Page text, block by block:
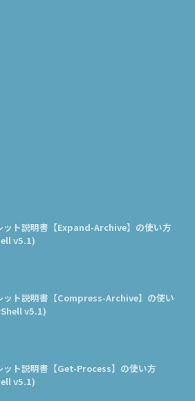
ット説明書【Expand-Archive】の使い方
v5.1)
ット説明書【Compress-Archive】の使い
v5.1)
ット説明書【Get-Process】の使い方
v5.1)